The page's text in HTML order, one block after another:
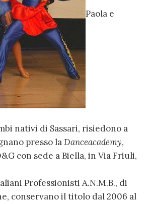
Paola e
nativi di Sassari, risiedono a
presso laDanceacademy,
con sede a Biella, in Via Friuli,
Professionisti A.N.M.B., di
conservano il titolo dal 2006 al